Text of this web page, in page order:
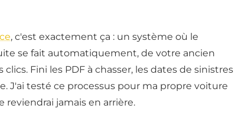
, c'est exactement ça : un système où le
se fait automatiquement, de votre ancien
Fini les PDF à chasser, les dates de sinistres
J'ai testé ce processus pour ma propre voiture
reviendrai jamais en arrière.